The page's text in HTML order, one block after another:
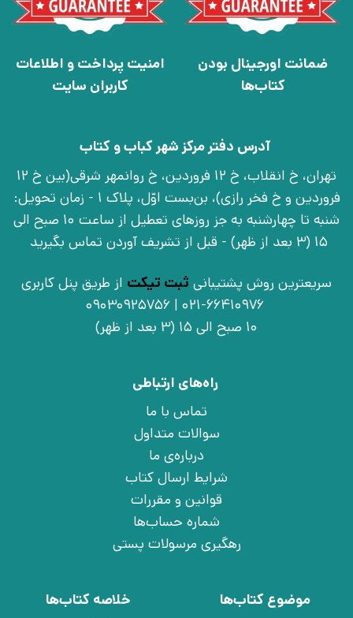
ضمانت اورجینال بودن
کتاب‌ها
امنیت پرداخت و اطلاعات
کاربران سایت
آدرس دفتر مرکز شهر کباب و کتاب
تهران، خ انقلاب، خ 12 فروردین، خ روانمهر شرقی(بین خ 12
فروردین و خ فخر رازی)، بن‌بست اوّل، پلاک 1 - زمان تحویل:
شنبه تا چهارشنبه به جز روزهای تعطیل از ساعت 10 صبح الی
15 (3 بعد از ظهر) - قبل از تشریف آوردن تماس بگیرید
سریعترین روش پشتیبانی ثبت تیکت از طریق پنل کاربری
021-66410976 | 09030925756
10 صبح الی 15 (3 بعد از ظهر)
راه‌های ارتباطی
تماس با ما
سوالات متداول
درباره‌ی ما
شرایط ارسال کتاب
قوانین و مقررات
شماره حساب‌ها
رهگیری مرسولات پستی
موضوع کتاب‌ها
خلاصه کتاب‌ها